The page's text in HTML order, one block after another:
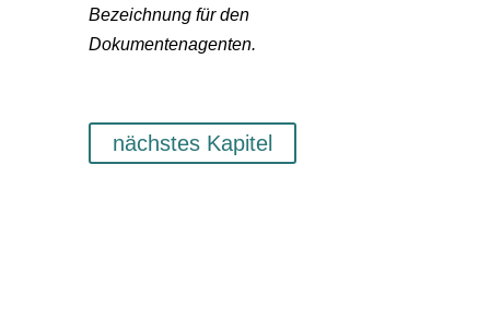
Bezeichnung für den
Dokumentenagenten.
nächstes Kapitel